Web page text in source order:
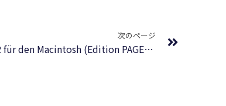
次のページ
Desktop Publishing mit PageMaker 4.2 für den Macintosh (Edition PAGE) : [PDF]